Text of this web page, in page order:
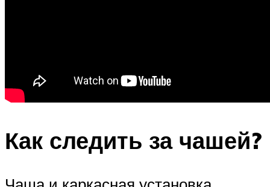
Как следить за чашей?